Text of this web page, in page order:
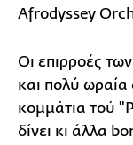
Afrodyssey
Οι επιρροές
και πολύ
κομμάτια τού
δίνει κι άλλα